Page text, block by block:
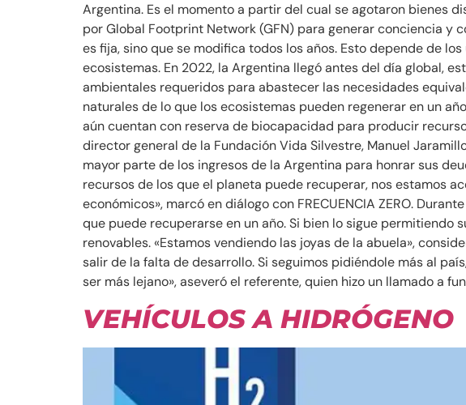
Argentina. Es el momento a partir del cual se agotaron bienes
por Global Footprint Network (GFN) para generar conciencia y
es fija, sino que se modifica todos los años. Esto depende de
ecosistemas. En 2022, la Argentina llegó antes del día global,
ambientales requeridos para abastecer las necesidades
naturales de lo que los ecosistemas pueden regenerar en un
aún cuentan con reserva de biocapacidad para producir
director general de la Fundación Vida Silvestre, Manuel
mayor parte de los ingresos de la Argentina para honrar sus
recursos de los que el planeta puede recuperar, nos estamos
económicos», marcó en diálogo con FRECUENCIA ZERO.
que puede recuperarse en un año. Si bien lo sigue
renovables. «Estamos vendiendo las joyas de la abuela»,
salir de la falta de desarrollo. Si seguimos pidiéndole más al
ser más lejano», aseveró el referente, quien hizo un llamado a
VEHÍCULOS A HIDRÓGENO